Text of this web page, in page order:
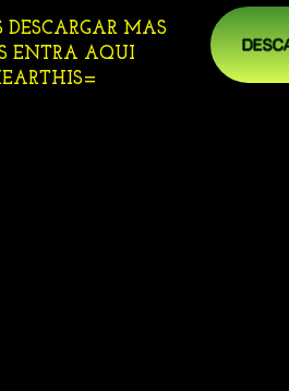
DESCARGAR MAS
ENTRA AQUI